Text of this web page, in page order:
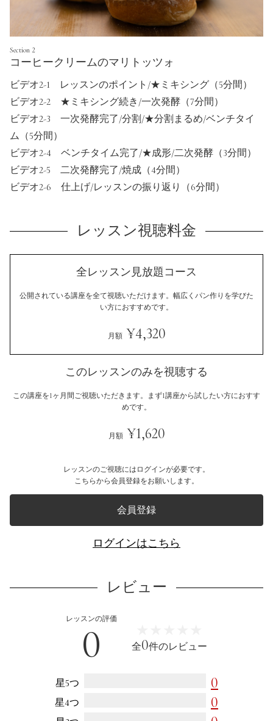
Section 2
コーヒークリームのマリトッツォ
ビデオ2-1 レッスンのポイント/★ミキシング（5分間）
ビデオ2-2 ★ミキシング続き/一次発酵（7分間）
ビデオ2-3 一次発酵完了/分割/★分割まるめ/ベンチタイ
ム（5分間）
ビデオ2-4 ベンチタイム完了/★成形/二次発酵（3分間）
ビデオ2-5 二次発酵完了/焼成（4分間）
ビデオ2-6 仕上げ/レッスンの振り返り（6分間）
レッスン視聴料金
全レッスン見放題コース
公開されている講座を全て視聴いただけます。 幅広くパン作りを学びた
い方におすすめです。
月額 ¥4,320
このレッスンのみを視聴する
この講座を1ヶ月間ご視聴いただきます。
まず1講座から試したい方におすす
めです。
月額 ¥1,620
レッスンのご視聴にはログインが必要です。
こちらから会員登録をお願いします。
会員登録
ログインはこちら
レビュー
レッスンの評価
0 全0件のレビュー
星5つ 0
星4つ 0
ご視聴について
公開されている講座を全て視聴いただけます。幅広くパ
ン作りを学びたい方におすすめです。